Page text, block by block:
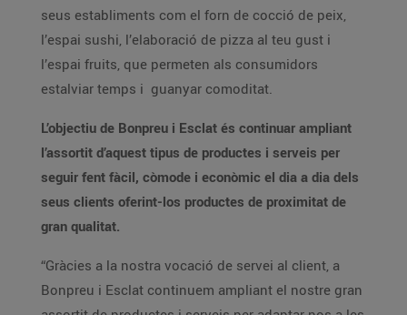
seus establiments com el forn de cocció de peix,
l’espai sushi, l’elaboració de pizza al teu gust i
l’espai fruits, que permeten als consumidors
estalviar temps i guanyar comoditat.
L’objectiu de Bonpreu i Esclat és continuar ampliant
l’assortit d’aquest tipus de productes i serveis per
seguir fent fàcil, còmode i econòmic el dia a dia dels
seus clients oferint-los productes de proximitat de
gran qualitat.
“Gràcies a la nostra vocació de servei al client, a
Bonpreu i Esclat continuem ampliant el nostre gran